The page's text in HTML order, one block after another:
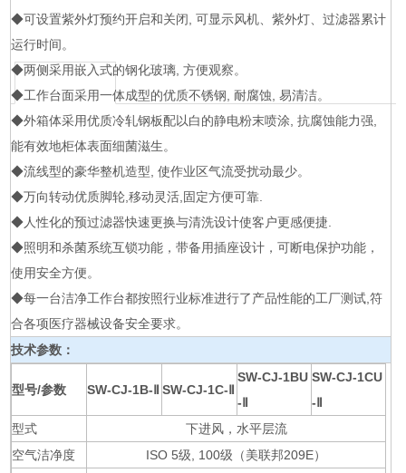
◆可设置紫外灯预约开启和关闭, 可显示风机、紫外灯、过滤器累计
运行时间。
◆两侧采用嵌入式的钢化玻璃, 方便观察。
◆工作台面采用一体成型的优质不锈钢, 耐腐蚀, 易清洁。
◆外箱体采用优质冷轧钢板配以白的静电粉末喷涂, 抗腐蚀能力强,
能有效地柜体表面细菌滋生。
◆流线型的豪华整机造型, 使作业区气流受扰动最少。
◆万向转动优质脚轮,移动灵活,固定方便可靠.
◆人性化的预过滤器快速更换与清洗设计使客户更感便捷.
◆照明和杀菌系统互锁功能，带备用插座设计，可断电保护功能，
使用安全方便。
◆每一台洁净工作台都按照行业标准进行了产品性能的工厂测试,符
合各项医疗器械设备安全要求。
技术参数：
型号/参数 SW-CJ-1B-Ⅱ SW-CJ-1C-Ⅱ
SW-CJ-1BU
-Ⅱ
SW-CJ-1CU
-Ⅱ
型式
下进风，水平层流
空气洁净度
ISO 5级, 100级（美联邦209E）